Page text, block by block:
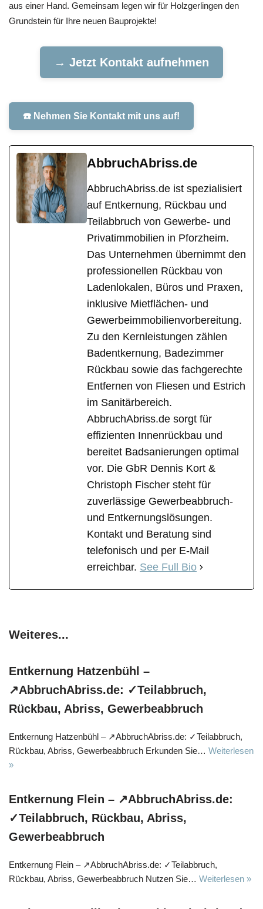
aus einer Hand. Gemeinsam legen wir für Holzgerlingen den
Grundstein für Ihre neuen Bauprojekte!
→ Jetzt Kontakt aufnehmen
☎️ Nehmen Sie Kontakt mit uns auf!
AbbruchAbriss.de
AbbruchAbriss.de ist spezialisiert
auf Entkernung, Rückbau und
Teilabbruch von Gewerbe- und
Privatimmobilien in Pforzheim.
Das Unternehmen übernimmt den
professionellen Rückbau von
Ladenlokalen, Büros und Praxen,
inklusive Mietflächen- und
Gewerbeimmobilienvorbereitung.
Zu den Kernleistungen zählen
Badentkernung, Badezimmer
Rückbau sowie das fachgerechte
Entfernen von Fliesen und Estrich
im Sanitärbereich.
AbbruchAbriss.de sorgt für
effizienten Innenrückbau und
bereitet Badsanierungen optimal
vor. Die GbR Dennis Kort &
Christoph Fischer steht für
zuverlässige Gewerbeabbruch-
und Entkernungslösungen.
Kontakt und Beratung sind
telefonisch und per E-Mail
erreichbar. See Full Bio
Weiteres...
Entkernung Hatzenbühl –
↗️AbbruchAbriss.de: ✓Teilabbruch,
Rückbau, Abriss, Gewerbeabbruch
Entkernung Hatzenbühl – ↗️AbbruchAbriss.de: ✓Teilabbruch,
Rückbau, Abriss, Gewerbeabbruch Erkunden Sie… Weiterlesen
»
Entkernung Flein – ↗️AbbruchAbriss.de:
✓Teilabbruch, Rückbau, Abriss,
Gewerbeabbruch
Entkernung Flein – ↗️AbbruchAbriss.de: ✓Teilabbruch,
Rückbau, Abriss, Gewerbeabbruch Nutzen Sie… Weiterlesen »